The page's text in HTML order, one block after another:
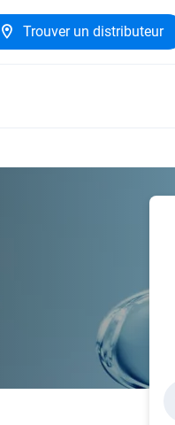
Trouver un distributeur